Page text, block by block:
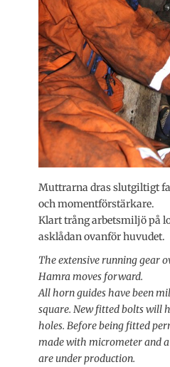
Muttrarna dras slutgiltigt
och momentförstärkare.
Klart trång arbetsmiljö på
asklådan ovanför huvudet.
The extensive running gear
Hamra moves forward.
All horn guides have been
square. New fitted bolts will
holes. Before being fitted
made with micrometer and a
are under production.